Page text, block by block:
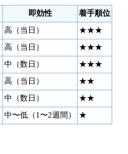
即効性
着手順位
高（当日）
★★★
高（当日）
★★★
中（数日）
★★★
高（当日）
★★
中（数日）
★★
中〜低（1〜2週間） ★